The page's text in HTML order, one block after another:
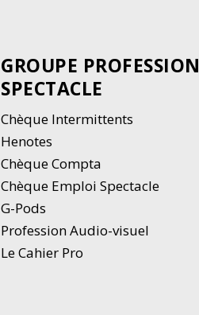
GROUPE PROFESSION
SPECTACLE
Chèque Intermittents
Henotes
Chèque Compta
Chèque Emploi Spectacle
G-Pods
Profession Audio-visuel
Le Cahier Pro